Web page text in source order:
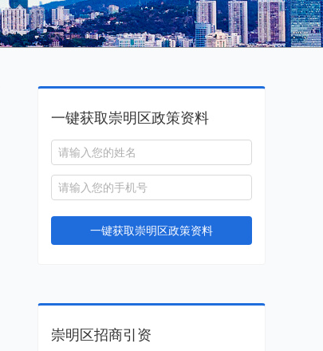
一键获取崇明区政策资料
一键获取崇明区政策资料
崇明区招商引资